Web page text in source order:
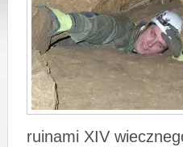
ruinami XIV